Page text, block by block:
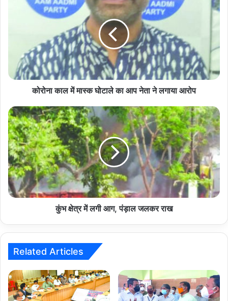
नेता
ने
कोरोना काल में मास्क घोटाले का आप नेता ने लगाया आरोप
कुंभ
क्षेत्र
में
लगी
आग,
पंड़ाल
जलकर
राख
कुंभ क्षेत्र में लगी आग, पंड़ाल जलकर राख
Related Articles